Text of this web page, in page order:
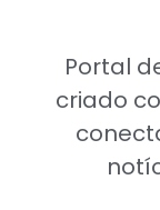
Portal
criado